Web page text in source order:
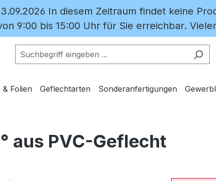
In diesem Zeitraum findet keine
9:00 bis 15:00 Uhr für Sie erreichbar.
& Folien Geflechtarten Sonderanfertigungen
aus PVC-Geflecht